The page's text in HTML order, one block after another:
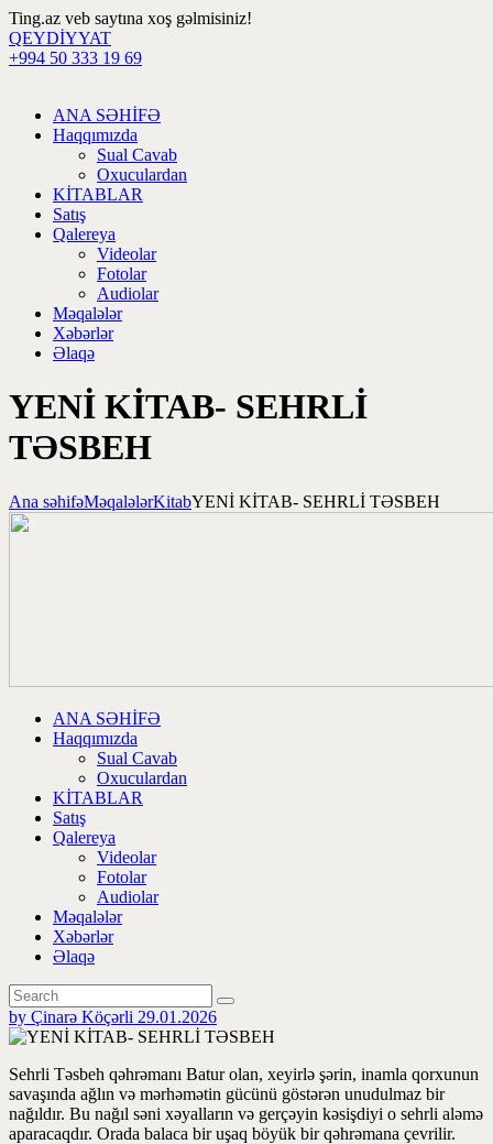
Ting.az veb saytına xoş gəlmisiniz!
QEYDİYYAT
+994 50 333 19 69
ANA SƏHİFƏ
Haqqımızda
Sual Cavab
Oxuculardan
KİTABLAR
Satış
Qalereya
Videolar
Fotolar
Audiolar
Məqalələr
Xəbərlər
Əlaqə
YENİ KİTAB- SEHRLİ
TƏSBEH
Ana səhifəMəqalələrKitabYENİ KİTAB- SEHRLİ TƏSBEH
ANA SƏHİFƏ
Haqqımızda
Sual Cavab
Oxuculardan
KİTABLAR
Satış
Qalereya
Videolar
Fotolar
Audiolar
Məqalələr
Xəbərlər
Əlaqə
by Çinarə Köçərli 29.01.2026
Sehrli Təsbeh qəhrəmanı Batur olan, xeyirlə şərin, inamla qorxunun
savaşında ağlın və mərhəmətin gücünü göstərən unudulmaz bir
nağıldır. Bu nağıl səni xəyalların və gerçəyin kəsişdiyi o sehrli aləmə
aparacaqdır. Orada balaca bir uşaq böyük bir qəhrəmana çevrilir.